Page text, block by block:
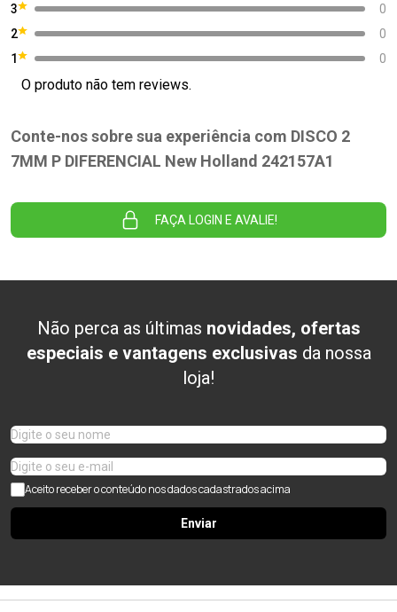
3
0
2
0
1
0
O produto não tem reviews.
Conte-nos sobre sua experiência com DISCO 2
7MM P DIFERENCIAL New Holland 242157A1
FAÇA LOGIN E AVALIE!
Não perca as últimas novidades, ofertas
especiais e vantagens exclusivas da nossa
loja!
Aceito receber o conteúdo nos dados cadastrados acima
Enviar